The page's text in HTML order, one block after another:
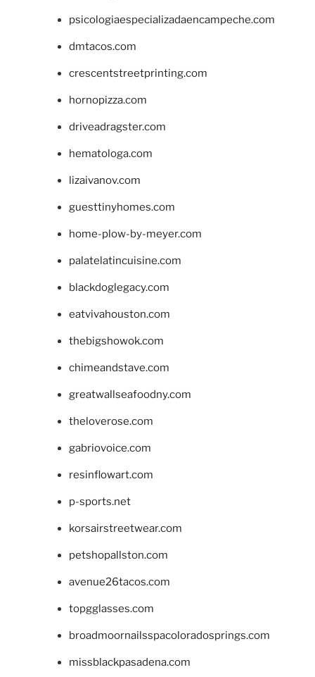
psicologiaespecializadaencampeche.com
dmtacos.com
crescentstreetprinting.com
hornopizza.com
driveadragster.com
hematologa.com
lizaivanov.com
guesttinyhomes.com
home-plow-by-meyer.com
palatelatincuisine.com
blackdoglegacy.com
eatvivahouston.com
thebigshowok.com
chimeandstave.com
greatwallseafoodny.com
theloverose.com
gabriovoice.com
resinflowart.com
p-sports.net
korsairstreetwear.com
petshopallston.com
avenue26tacos.com
topgglasses.com
broadmoornailsspacoloradosprings.com
missblackpasadena.com